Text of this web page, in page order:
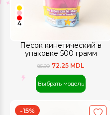
Песок кинетический в
упаковке 500 грамм
4
85.00 72.25 MDL
Выбрать модель
-15%